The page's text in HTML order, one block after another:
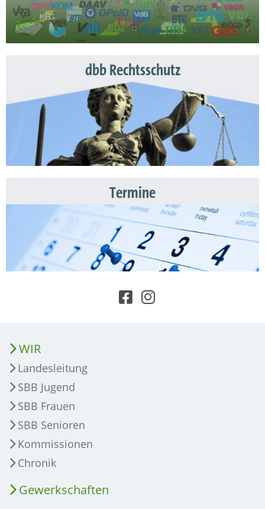
dbb Rechtsschutz
Termine
WIR
Landesleitung
SBB Jugend
SBB Frauen
SBB Senioren
Kommissionen
Chronik
Gewerkschaften